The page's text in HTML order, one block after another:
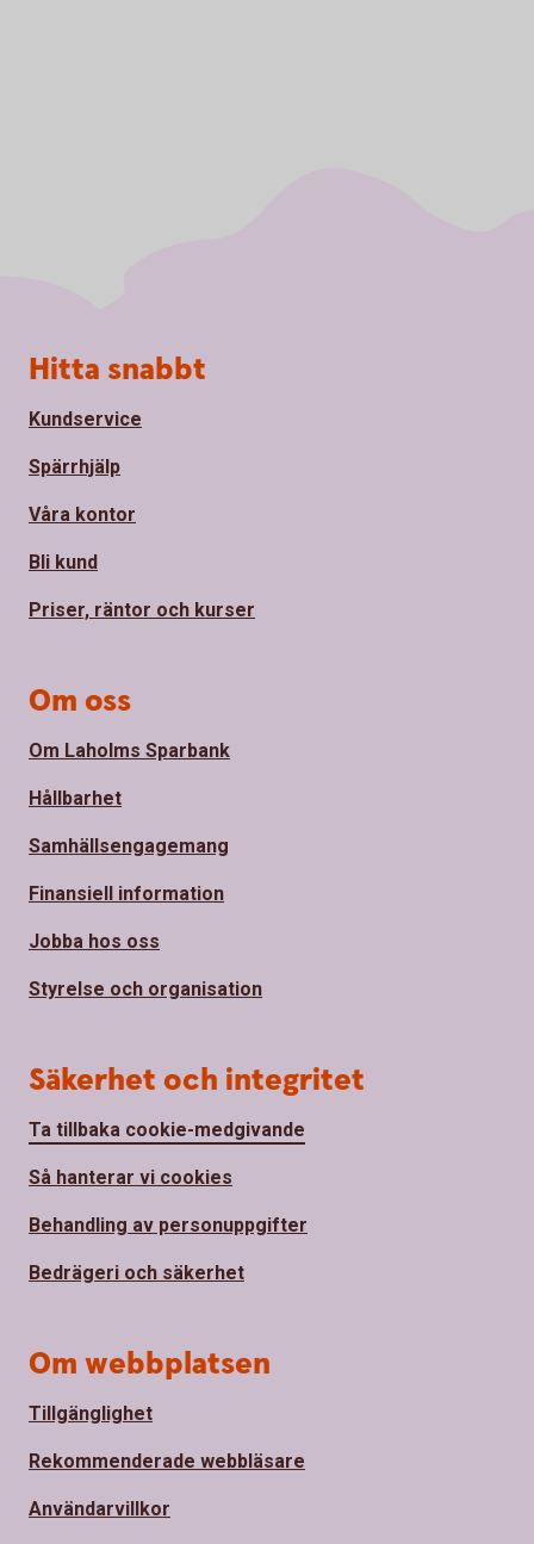
Sidfot
Hitta snabbt
Kundservice
Spärrhjälp
Våra kontor
Bli kund
Priser, räntor och kurser
Om oss
Om Laholms Sparbank
Hållbarhet
Samhällsengagemang
Finansiell information
Jobba hos oss
Styrelse och organisation
Säkerhet och integritet
Ta tillbaka cookie-medgivande
Så hanterar vi cookies
Behandling av personuppgifter
Bedrägeri och säkerhet
Om webbplatsen
Tillgänglighet
Rekommenderade webbläsare
Användarvillkor